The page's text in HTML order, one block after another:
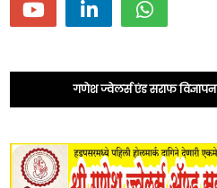
गणेश ज्वेलर्स एंड सराफ विज्ञापन